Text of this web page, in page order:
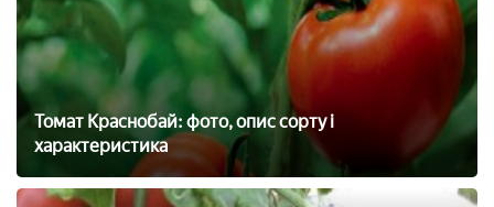
Томат Краснобай: фото, опис сорту і
характеристика